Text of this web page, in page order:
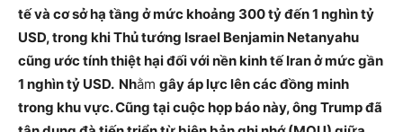
tế và cơ sở hạ tầng ở mức khoảng 300 tỷ đến 1 nghìn tỷ
USD, trong khi Thủ tướng Israel Benjamin Netanyahu
cũng ước tính thiệt hại đối với nền kinh tế Iran ở mức gần
1 nghìn tỷ USD. Nhằm gây áp lực lên các đồng minh
trong khu vực. Cũng tại cuộc họp báo này, ông Trump đã